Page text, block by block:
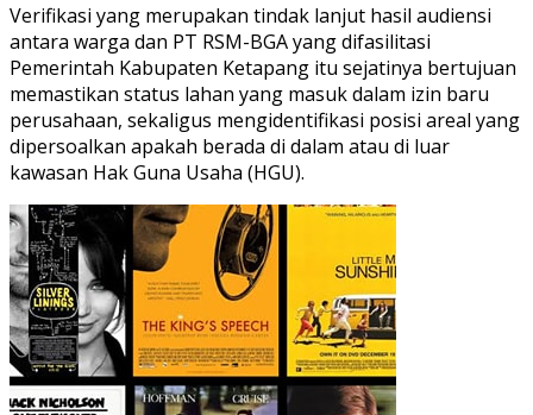
Verifikasi yang merupakan tindak lanjut hasil audiensi
antara warga dan PT RSM-BGA yang difasilitasi
Pemerintah Kabupaten Ketapang itu sejatinya bertujuan
memastikan status lahan yang masuk dalam izin baru
perusahaan, sekaligus mengidentifikasi posisi areal yang
dipersoalkan apakah berada di dalam atau di luar
kawasan Hak Guna Usaha (HGU).